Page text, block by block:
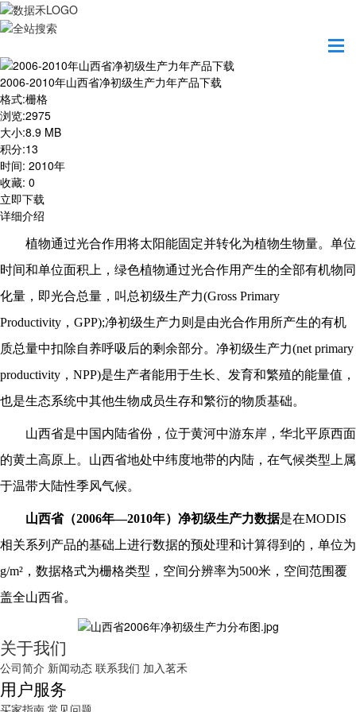
2006-2010年山西省净初级生产力年产品下载
2006-2010年山西省净初级生产力年产品下载
格式:栅格
浏览:2975
大小:8.9 MB
积分:13
时间: 2010年
收藏: 0
立即下载
详细介绍
植物通过光合作用将太阳能固定并转化为植物生物量。单位
时间和单位面积上，绿色植物通过光合作用产生的全部有机物同
化量，即光合总量，叫总初级生产力(Gross Primary
Productivity，GPP);净初级生产力则是由光合作用所产生的有机
质总量中扣除自养呼吸后的剩余部分。净初级生产力(net primary
productivity，NPP)是生产者能用于生长、发育和繁殖的能量值，
也是生态系统中其他生物成员生存和繁衍的物质基础。
山西省是中国内陆省份，位于黄河中游东岸，华北平原西面
的黄土高原上。山西省地处中纬度地带的内陆，在气候类型上属
于温带大陆性季风气候。
山西省（2006年—2010年） 净初级生产力数据是在MODIS
相关系列产品的基础上进行数据的预处理和计算得到的，单位为
g/m²，数据格式为栅格类型，空间分辨率为500米，空间范围覆
盖全山西省。
关于我们
公司简介 新闻动态 联系我们 加入茗禾
用户服务
买家指南 常见问题